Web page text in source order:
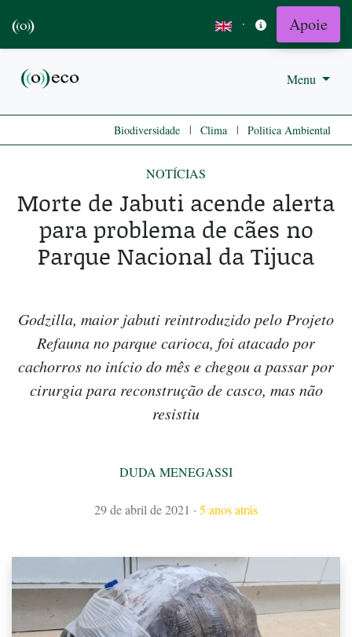
· Apoie
Menu
Biodiversidade | Clima | Politica Ambiental
NOTÍCIAS
Morte de Jabuti acende alerta
para problema de cães no
Parque Nacional da Tijuca
Godzilla, maior jabuti reintroduzido pelo Projeto
Refauna no parque carioca, foi atacado por
cachorros no início do mês e chegou a passar por
cirurgia para reconstrução de casco, mas não
resistiu
DUDA MENEGASSI
29 de abril de 2021 · 5 anos atrás